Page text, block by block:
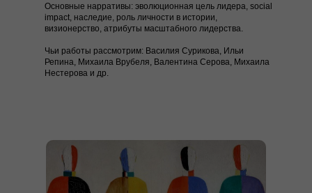
Основные нарративы: эволюционная цель лидера, social
impact, наследие, роль личности в истории,
визионерство, атрибуты масштабного лидерства.
Чьи работы рассмотрим: Василия Сурикова, Ильи
Репина, Михаила Врубеля, Валентина Серова, Михаила
Нестерова и др.